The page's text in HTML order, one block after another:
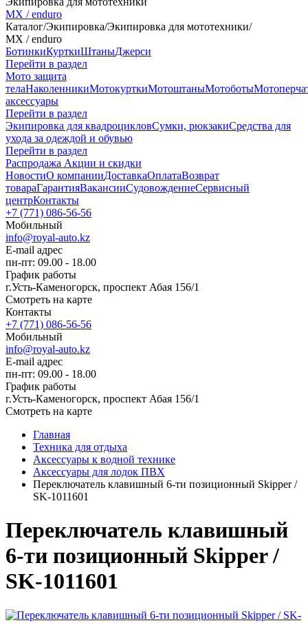
MX / enduro
Каталог/Экипировка/Экипировка для мототехники/
MX / enduro
БотинкиКурткиШтаныДжерси
Перейти в раздел
Мото защита
телаНаколенникиМотокурткиМотоштаныМотоботы
аксессуары
Перейти в раздел
Экипировка для квадроцикловСумки, рюкзакиСредства для
ухода за одеждой и обувью
Перейти в раздел
Распродажа Акции и скидки
НовостиО компанииДоставкаОплатаВозврат
товараГарантияВакансииСудовождениеСервисный
центрКонтакты
+7 (771) 086-56-56
Мобильный
info@royal-auto.kz
E-mail адрес
пн-пт: 09.00 - 18.00
График работы
г.Усть-Каменогорск, проспект Абая 156/1
Смотреть на карте
Контакты
+7 (771) 086-56-56
Мобильный
info@royal-auto.kz
E-mail адрес
пн-пт: 09.00 - 18.00
График работы
г.Усть-Каменогорск, проспект Абая 156/1
Смотреть на карте
Главная
Техника для отдыха
Аксессуары к водной технике
Аксессуары для лодок ПВХ
Переключатель клавишный 6-ти позиционный Skipper /
SK-1011601
Переключатель клавишный
6-ти позиционный Skipper /
SK-1011601